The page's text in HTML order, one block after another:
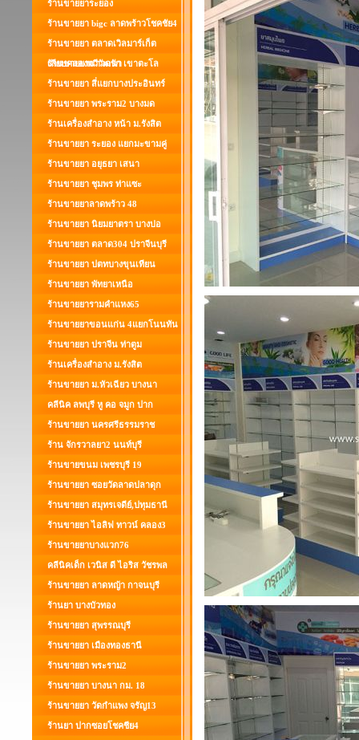
ร้านขายยาระยอง
ร้านขายยา bigc ลาดพร้าวโชคชัย4
ร้านขายยา ตลาดเวิลมาร์เก็ต
เลียบคลองทวีวัฒนา
ร้านขายยานาวดรัก เขาตะโล
ร้านขายยา สี่แยกบางประอินทร์
ร้านขายยา พระราม2 บางมด
ร้านเครื่องสำอาง หน้า ม.รังสิต
ร้านขายยา ระยอง แยกมะขามคู่
ร้านขายยา อยุธยา เสนา
ร้านขายยา ชุมพร ท่าแซะ
ร้านขายยาลาดพร้าว 48
ร้านขายยา นิยมยาตรา บางบ่อ
ร้านขายยา ตลาด304 ปราจีนบุรี
ร้านขายยา ปตทบางขุนเทียน
ร้านขายยา พัทยาเหนือ
ร้านขายยารามคำแหง65
ร้านขายยาขอนแก่น 4แยกโนนทัน
ร้านขายยา ปราจีน ท่าตูม
ร้านเครื่องสำอาง ม.รังสิต
ร้านขายยา ม.หัวเฉียว บางนา
คลีนิค ลพบุรี หู คอ จมูก ปาก
ร้านขายยา นครศรีธรรมราช
ร้าน จักรวาลยา2 นนท์บุรี
ร้านขายขนม เพชรบุรี 19
ร้านขายยา ซอยวัดลาดปลาดุก
ร้านขายยา สมุทรเจดีย์,ปทุมธานี
ร้านขายยา ไอลิฟ ทาวน์ คลอง3
ร้านขายยาบางแวก76
คลีนิคเด็ก เวนิส ดี ไอริส วัชรพล
ร้านขายยา ลาดหญ้า กาจนบุรี
ร้านยา บางบัวทอง
ร้านขายยา สุพรรณบุรี
ร้านขายยา เมืองทองธานี
ร้านขายยา พระราม2
ร้านขายยา บางนา กม. 18
ร้านขายยา วัดกำแพง จรัญ13
ร้านยา ปากซอยโชคชีย4